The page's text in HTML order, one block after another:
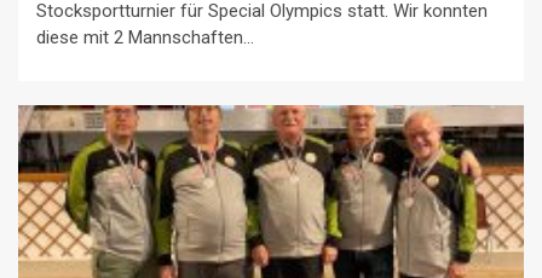
Stocksportturnier für Special Olympics statt. Wir konnten
diese mit 2 Mannschaften...